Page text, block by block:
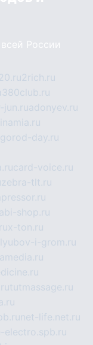
России
2rich.ru
jun.ruadonyev.ru
day.ru
card-voice.ru
zebra-tlt.ru
shop.ru
x-ton.ru
i-grom.ru
tutmassage.ru
net-life.net.ru
electro.spb.ru